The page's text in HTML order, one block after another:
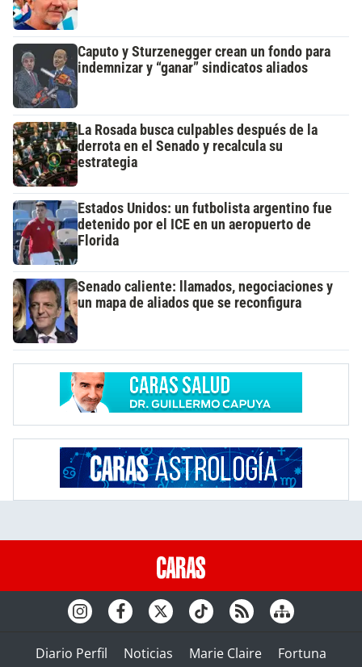
Caputo y Sturzenegger crean un fondo para
indemnizar y “ganar” sindicatos aliados
La Rosada busca culpables después de la
derrota en el Senado y recalcula su
estrategia
Estados Unidos: un futbolista argentino fue
detenido por el ICE en un aeropuerto de
Florida
Senado caliente: llamados, negociaciones y
un mapa de aliados que se reconfigura
Diario Perfil Noticias Marie Claire Fortuna